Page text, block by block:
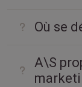
Où se
A\S